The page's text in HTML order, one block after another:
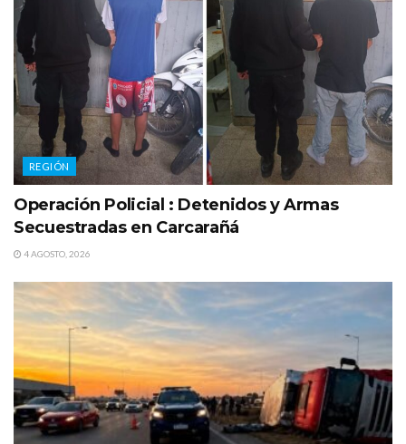
REGIÓN
Operación Policial : Detenidos y Armas
Secuestradas en Carcarañá
4 AGOSTO, 2026